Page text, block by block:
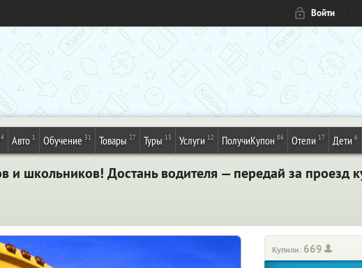
Войти
Авто 1 Обучение 31 Товары 27 Туры 13 Услуги 12 ПолучиКупон 86 Отели 17 Дети 6
и школьников! Достань водителя — передай за проезд
Купили: 669